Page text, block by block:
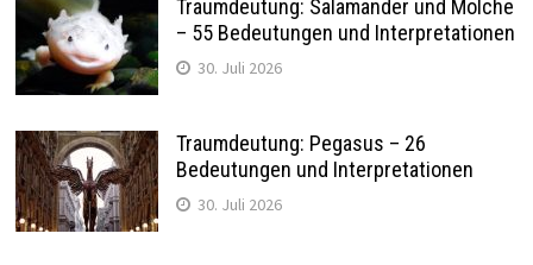
Traumdeutung: Salamander und Molche
– 55 Bedeutungen und Interpretationen
30. Juli 2026
Traumdeutung: Pegasus – 26
Bedeutungen und Interpretationen
30. Juli 2026